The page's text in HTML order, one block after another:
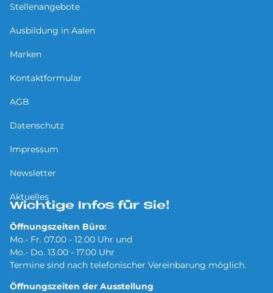
Stellenangebote
Ausbildung in Aalen
Marken
Kontaktformular
AGB
Datenschutz
Impressum
Newsletter
Aktuelles
Wichtige Infos für Sie!
Öffnungszeiten Büro:
Mo.- Fr. 07.00 - 12.00 Uhr und
Mo.- Do. 13.00 - 17.00 Uhr
Termine sind nach telefonischer Vereinbarung möglich.
Öffnungszeiten der Ausstellung